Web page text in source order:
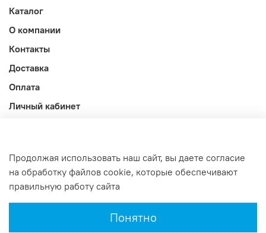
Каталог
О компании
Контакты
Доставка
Оплата
Личный кабинет
Оферта и политика конфиденциальности
Интернет-магазин создан на InSales
Продолжая использовать наш сайт, вы даете согласие
на обработку файлов cookie, которые обеспечивают
правильную работу сайта
Понятно